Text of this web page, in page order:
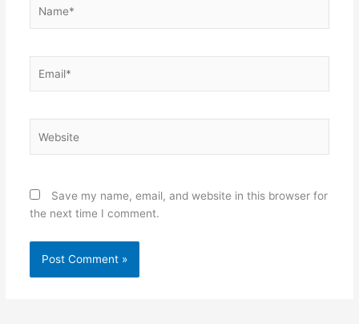
Save my name, email, and website in this browser for
the next time I comment.